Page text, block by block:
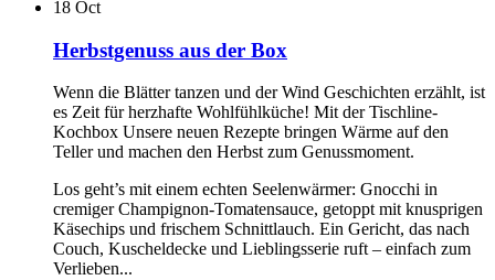
18 Oct
Herbstgenuss aus der Box
Wenn die Blätter tanzen und der Wind Geschichten erzählt, ist
es Zeit für herzhafte Wohlfühlküche! Mit der Tischline-
Kochbox Unsere neuen Rezepte bringen Wärme auf den
Teller und machen den Herbst zum Genussmoment.
Los geht’s mit einem echten Seelenwärmer: Gnocchi in
cremiger Champignon-Tomatensauce, getoppt mit knusprigen
Käsechips und frischem Schnittlauch. Ein Gericht, das nach
Couch, Kuscheldecke und Lieblingsserie ruft – einfach zum
Verlieben...